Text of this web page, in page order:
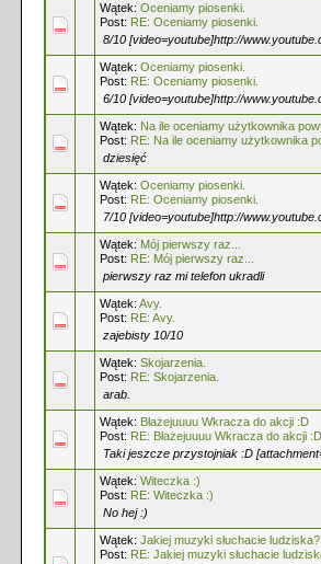
Wątek: Oceniamy piosenki.
Post: RE: Oceniamy piosenki.
8/10 [video=youtube]http://
Wątek: Oceniamy piosenki.
Post: RE: Oceniamy piosenki.
6/10 [video=youtube]http://
Wątek: Na ile oceniamy użytkownika
Post: RE: Na ile oceniamy użytkownika
dziesięć
Wątek: Oceniamy piosenki.
Post: RE: Oceniamy piosenki.
7/10 [video=youtube]http://
Wątek: Mój pierwszy raz...
Post: RE: Mój pierwszy raz...
pierwszy raz mi telefon ukradli
Wątek: Avy.
Post: RE: Avy.
zajebisty 10/10
Wątek: Skojarzenia.
Post: RE: Skojarzenia.
arab.
Wątek: Błażejuuuu Wkracza do akcji :D
Post: RE: Błażejuuuu Wkracza do akcji :D
Taki jeszcze przystojniak :D
Wątek: Witeczka :)
Post: RE: Witeczka :)
No hej :)
Wątek: Jakiej muzyki słuchacie ludziska?
Post: RE: Jakiej muzyki słuchacie